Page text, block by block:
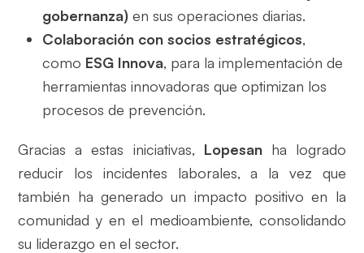
gobernanza) en sus operaciones diarias.
Colaboración con socios estratégicos,
como ESG Innova, para la implementación de
herramientas innovadoras que optimizan los
procesos de prevención.
Gracias a estas iniciativas, Lopesanha logrado
reducir los incidentes laborales, a la vez que
también ha generado un impacto positivo en la
comunidad y en el medioambiente, consolidando
su liderazgo en el sector.